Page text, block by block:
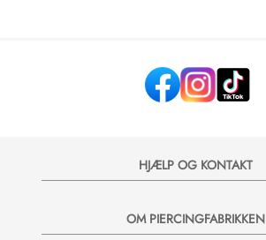
HJÆLP OG KONTAKT
OM PIERCINGFABRIKKEN